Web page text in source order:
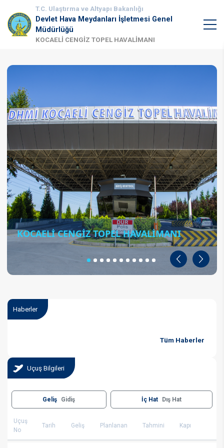
T.C. Ulaştırma ve Altyapı Bakanlığı
Devlet Hava Meydanları İşletmesi Genel
Müdürlüğü
KOCAELİ CENGİZ TOPEL HAVALİMANI
KOCAELİ CENGİZ TOPEL HAVALİMANI
Geri İleri
Haberler
Tüm Haberler
Uçuş Bilgileri
Geliş Gidiş İç Hat Dış Hat
Uçuş
No
Tarih Geliş Planlanan Tahmini Kapı